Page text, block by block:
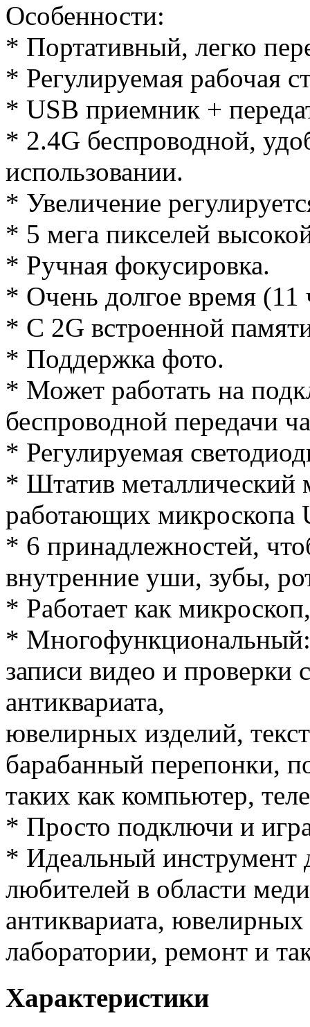
Особенности:
* Портативный, легко
* Регулируемая рабочая
* USB приемник +
* 2.4G беспроводной,
использовании.
* Увеличение
* 5 мега пикселей
* Ручная фокусировка.
* Очень долгое время (11
* С 2G встроенной
* Поддержка фото.
* Может работать на
беспроводной передачи
* Регулируемая
* Штатив металлический
работающих микроскопа
* 6 принадлежностей,
внутренние уши, зубы,
* Работает как
*
записи видео и проверки
антиквариата,
ювелирных изделий,
барабанный перепонки,
таких как компьютер,
* Просто подключи и
* Идеальный инструмент
любителей в области
антиквариата,
лаборатории, ремонт и
Характеристики